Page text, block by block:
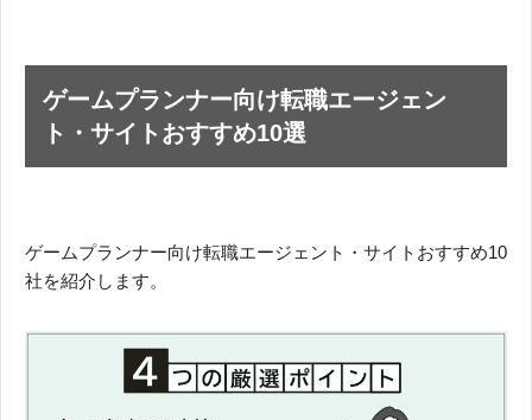
ゲームプランナー向け転職エージェン
ト・サイトおすすめ10選
ゲームプランナー向け転職エージェント・サイトおすすめ10
社を紹介します。